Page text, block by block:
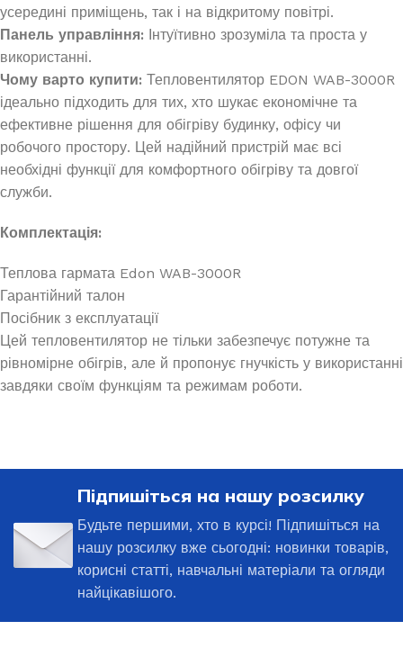
усередині приміщень, так і на відкритому повітрі.
Панель управління: Інтуїтивно зрозуміла та проста у
використанні.
Чому варто купити: Тепловентилятор EDON WAB-3000R
ідеально підходить для тих, хто шукає економічне та
ефективне рішення для обігріву будинку, офісу чи
робочого простору. Цей надійний пристрій має всі
необхідні функції для комфортного обігріву та довгої
служби.
Комплектація:
Теплова гармата Edon WAB-3000R
Гарантійний талон
Посібник з експлуатації
Цей тепловентилятор не тільки забезпечує потужне та
рівномірне обігрів, але й пропонує гнучкість у використанні
завдяки своїм функціям та режимам роботи.
Підпишіться на нашу розсилку
Будьте першими, хто в курсі! Підпишіться на
нашу розсилку вже сьогодні: новинки товарів,
корисні статті, навчальні матеріали та огляди
найцікавішого.